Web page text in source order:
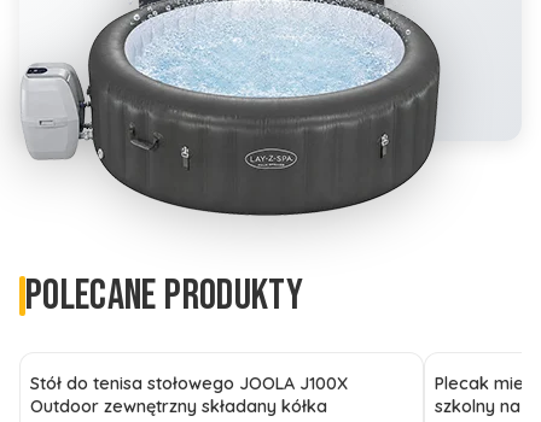
POLECANE PRODUKTY
Stół do tenisa stołowego JOOLA J100X
Outdoor zewnętrzny składany kółka
Plecak
szkolny na